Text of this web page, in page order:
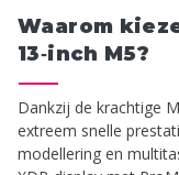
Waarom
13‑inch M5?
Dankzij de krachtige
extreem snelle
modellering en